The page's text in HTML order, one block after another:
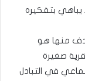
يباهي بتفكيره
منها هو
قرية صغيرة
في التبادل